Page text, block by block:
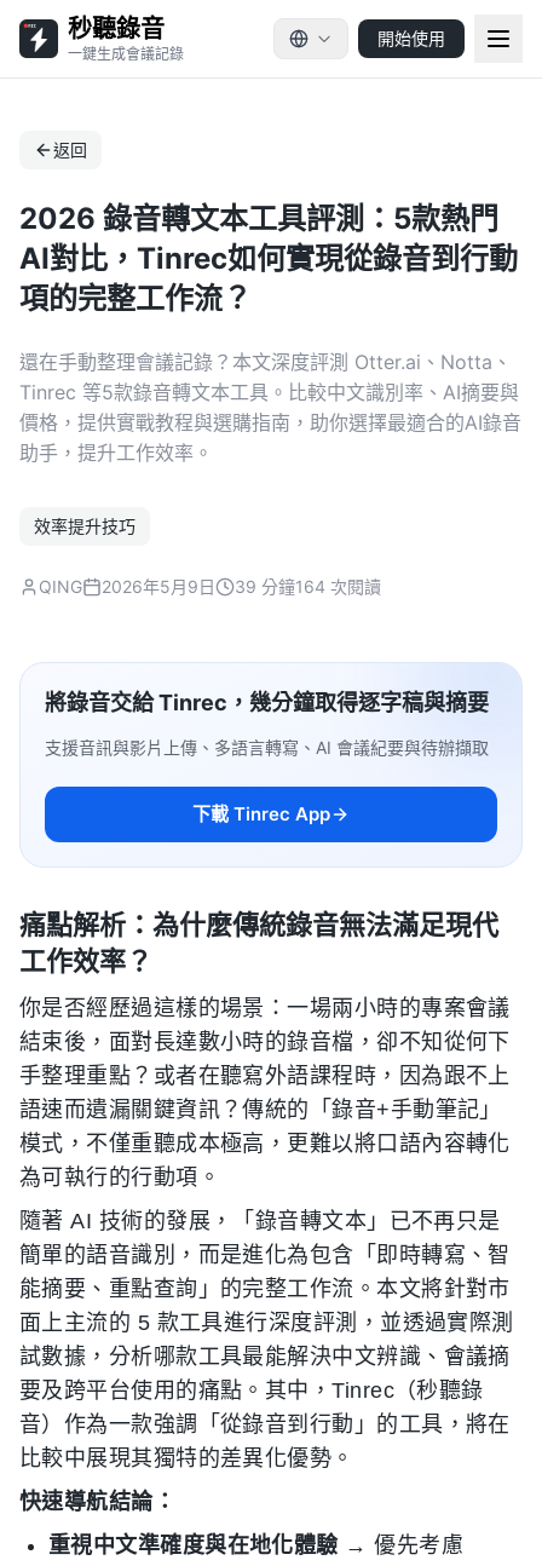
秒聽錄音
一鍵生成會議記錄
開始使用
返回
2026 錄音轉文本工具評測：5款熱門
AI對比，Tinrec如何實現從錄音到行動
項的完整工作流？
還在手動整理會議記錄？本文深度評測 Otter.ai、Notta、
Tinrec 等5款錄音轉文本工具。比較中文識別率、AI摘要與
價格，提供實戰教程與選購指南，助你選擇最適合的AI錄音
助手，提升工作效率。
效率提升技巧
QING 2026年5月9日 39 分鐘164 次閱讀
將錄音交給 Tinrec，幾分鐘取得逐字稿與摘要
支援音訊與影片上傳、多語言轉寫、AI 會議紀要與待辦擷取
下載 Tinrec App
痛點解析：為什麼傳統錄音無法滿足現代
工作效率？
你是否經歷過這樣的場景：一場兩小時的專案會議
結束後，面對長達數小時的錄音檔，卻不知從何下
手整理重點？或者在聽寫外語課程時，因為跟不上
語速而遺漏關鍵資訊？傳統的「錄音+手動筆記」
模式，不僅重聽成本極高，更難以將口語內容轉化
為可執行的行動項。
隨著 AI 技術的發展，「錄音轉文本」已不再只是
簡單的語音識別，而是進化為包含「即時轉寫、智
能摘要、重點查詢」的完整工作流。本文將針對市
面上主流的 5 款工具進行深度評測，並透過實際測
試數據，分析哪款工具最能解決中文辨識、會議摘
要及跨平台使用的痛點。其中，Tinrec（秒聽錄
音）作為一款強調「從錄音到行動」的工具，將在
比較中展現其獨特的差異化優勢。
快速導航結論：
重視中文準確度與在地化體驗 → 優先考慮